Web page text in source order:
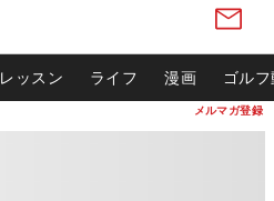
メルマガ登録
レッスン ライフ 漫画 ゴル